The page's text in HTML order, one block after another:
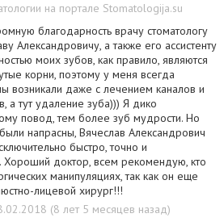
на портале Stomatologija.su
благодарность врачу стоматологу
Александровичу, а также его ассистенту
моих зубов, как правило, являются
корни, поэтому у меня всегда
возникали даже с лечением каналов и
а тут удаление зуба))) Я дико
повод, тем более зуб мудрости. Но
напрасны, Вячеслав Александрович
быстро, точно и
Хороший доктор, всем рекомендую, кто
манипуляциях, так как он еще
лицевой хирург!!!
(8 лет 5 месяцев назад)